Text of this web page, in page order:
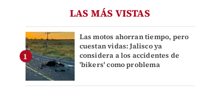
LAS MÁS VISTAS
Las motos ahorran tiempo, pero
cuestan vidas: Jalisco ya
considera a los accidentes de
'bikers' como problema